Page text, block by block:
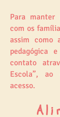
Para manter
com os
assim como
pedagógica
contato
Escola”,
acesso.